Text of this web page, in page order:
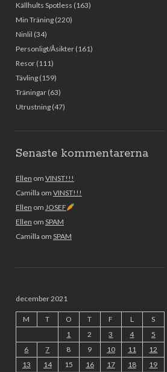
Källhults Spotless (163)
Min Träning(220)
Ninlil (34)
Personligt/Åsikter(161)
Resor(111)
Tävling(159)
Träningar(63)
Utrustning(47)
Senaste kommentarerna
Ellen om VINST!!!
Camilla om VINST!!!
Ellen om JOSEF
Ellen om SPAM
Camilla om SPAM
december 2021
M T O T F L
S
1
2 3 4
5
6
7 8 9 10 11
12
13
14 15 16 17 18
19